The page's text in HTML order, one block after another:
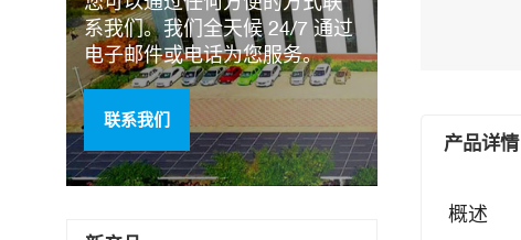
系我们。我们全天候 24/7 通过
电子邮件或电话为您服务。
联系我们
产品详情
概述